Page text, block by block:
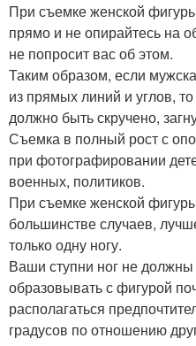
При съемке женской
прямо и не опирайтесь на
не попросит вас об этом.
Таким образом, если
из прямых линий и углов,
должно быть скручено,
Съемка в полный рост с
при фотографировании
военных, политиков.
При съемке женской
большинстве случаев,
только одну ногу.
Ваши ступни ног не должны
образовывать с фигурой
располагаться
градусов по отношению